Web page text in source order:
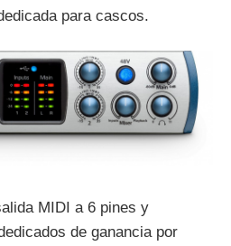
para cascos.
MIDI a 6 pines y
de ganancia por